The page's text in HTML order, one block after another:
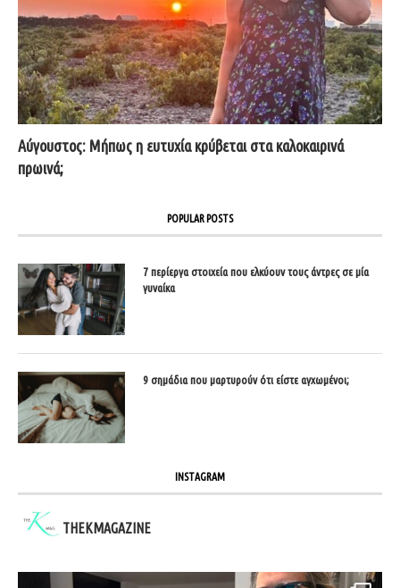
Αύγουστος: Μήπως η ευτυχία κρύβεται στα καλοκαιρινά
πρωινά;
POPULAR POSTS
7 περίεργα στοιχεία που ελκύουν τους άντρες σε μία
γυναίκα
9 σημάδια που μαρτυρούν ότι είστε αγχωμένοι;
INSTAGRAM
THEKMAGAZINE